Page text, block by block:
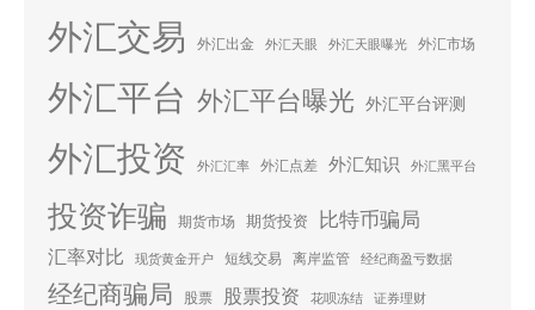
外汇交易 外汇出金 外汇天眼 外汇天眼曝光 外汇市场
外汇平台 外汇平台曝光 外汇平台评测
外汇投资 外汇汇率 外汇点差 外汇知识 外汇黑平台
投资诈骗 期货市场 期货投资 比特币骗局
汇率对比 现货黄金开户 短线交易 离岸监管 经纪商盈亏数据
经纪商骗局 股票 股票投资 花呗冻结 证券理财